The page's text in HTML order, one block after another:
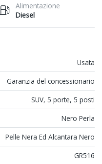
Alimentazione
Diesel
Usata
Garanzia del concessionario
SUV, 5 porte, 5 posti
Nero Perla
Pelle Nera Ed Alcantara Nero
GR516